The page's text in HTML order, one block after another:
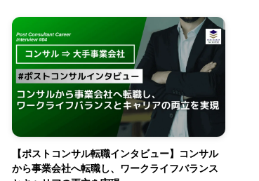
【ポストコンサル転職インタビュー】コンサル
から事業会社へ転職し、ワークライフバランス